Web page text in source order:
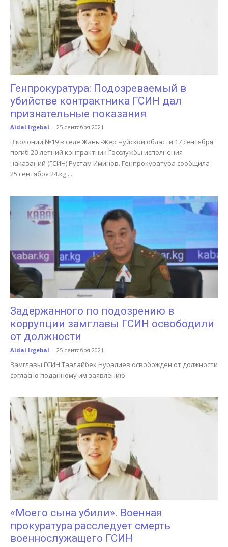
Генпрокуратура: Подозреваемый в
убийстве контрактника ГСИН дал
признательные показания
Aidai Irgebai - 25 сентября 2021
В колонии №19 в селе Жаны-Жер Чуйской области 17 сентября
погиб 20-летний контрактник Госслужбы исполнения
наказаний (ГСИН) Рустам Иминов. Генпрокуратура сообщила
25 сентября 24.kg,...
Задержанного по подозрению в
коррупции замглавы ГСИН освободили
от должности
Aidai Irgebai - 25 сентября 2021
Замглавы ГСИН Таалайбек Нуралиев освобожден от должности
согласно поданному им заявлению.
«Моего сына убили». Военная
прокуратура расследует смерть
военнослужащего ГСИН